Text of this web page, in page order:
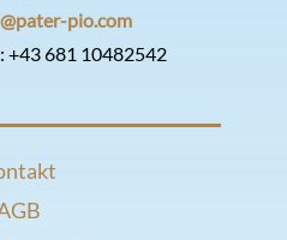
pio.com
+43 681 10482542